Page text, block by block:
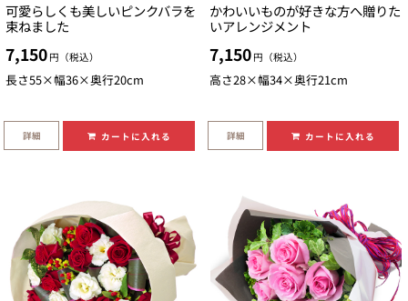
可愛らしくも美しいピンクバラを
束ねました
7,150 円（税込）
長さ55×幅36×奥行20cm
詳細 カートに入れる
かわいいものが好きな方へ贈りた
いアレンジメント
7,150 円（税込）
高さ28×幅34×奥行21cm
詳細 カートに入れる